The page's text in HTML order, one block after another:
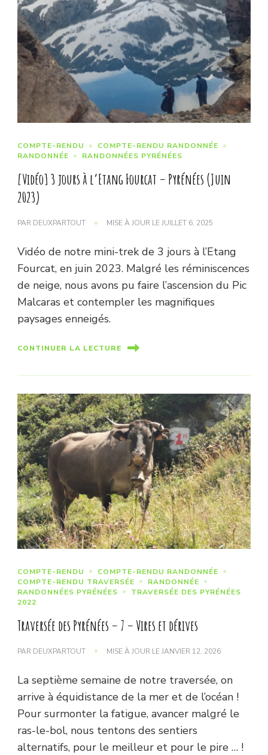
COMPTE-RENDU
COMPTE-RENDU RANDONNÉE
RANDONNÉE
RANDONNÉES PYRÉNÉES
[Vidéo] 3 jours à l’Etang Fourcat – Pyrénées (Juin
2023)
PAR DEUXPARTOUT MISE À JOUR LEJUILLET 6, 2025
Vidéo de notre mini-trek de 3 jours à l’Etang
Fourcat, en juin 2023. Malgré les réminiscences
de neige, nous avons pu faire l’ascension du Pic
Malcaras et contempler les magnifiques
paysages enneigés.
CONTINUER LA LECTURE
COMPTE-RENDU
COMPTE-RENDU RANDONNÉE
COMPTE-RENDU TRAVERSÉE
RANDONNÉE
RANDONNÉES PYRÉNÉES
TRAVERSÉE DES PYRÉNÉES
2022
Traversée des Pyrénées – 7 – Vires et dérives
PAR DEUXPARTOUT MISE À JOUR LEJANVIER 12, 2026
La septième semaine de notre traversée, on
arrive à équidistance de la mer et de l’océan !
Pour surmonter la fatigue, avancer malgré le
ras-le-bol, nous tentons des sentiers
alternatifs, pour le meilleur et pour le pire … !